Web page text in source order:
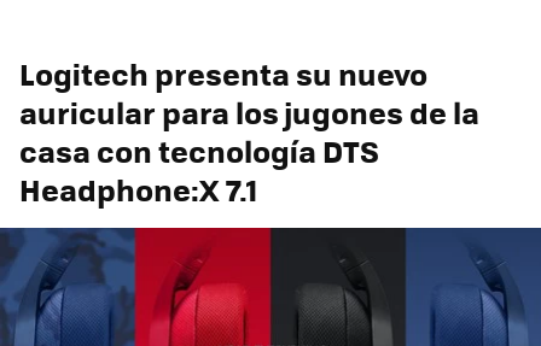
Logitech presenta su nuevo
auricular para los jugones de la
casa con tecnología DTS
Headphone:X 7.1